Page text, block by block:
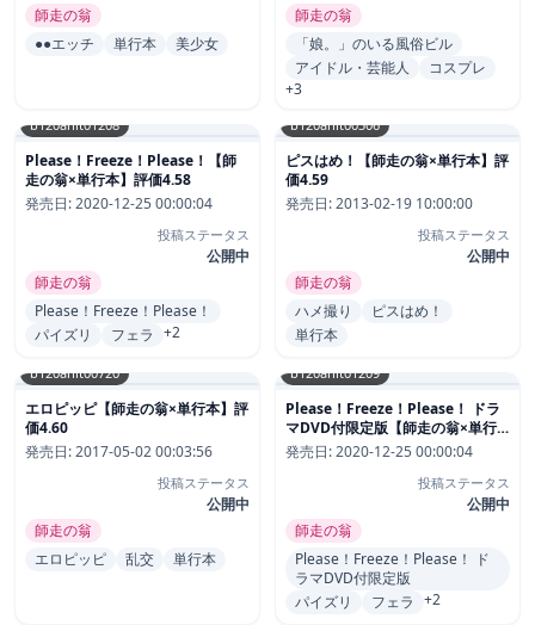
師走の翁
●●エッチ
単行本 美少女
師走の翁
「娘。」のいる風俗ビル
アイドル・芸能人
コスプレ
+3
b120ahit01208
Please！Freeze！Please！【師
走の翁×単行本】評価4.58
発売日:2020-12-25 00:00:04
投稿ステータス
公開中
師走の翁
Please！Freeze！Please！
パイズリ
フェラ +2
b120ahit00306
ピスはめ！【師走の翁×単行本】評
価4.59
発売日:2013-02-19 10:00:00
投稿ステータス
公開中
師走の翁
ハメ撮り
ピスはめ！
単行本
b120ahit00720
エロピッピ【師走の翁×単行本】評
価4.60
発売日:2017-05-02 00:03:56
投稿ステータス
公開中
師走の翁
エロピッピ
乱交 単行本
b120ahit01209
Please！Freeze！Please！ ドラ
マDVD付限定版【師走の翁×単行
本】評価4.63
発売日:2020-12-25 00:00:04
投稿ステータス
公開中
師走の翁
Please！Freeze！Please！ ド
ラマDVD付限定版
パイズリ
フェラ +2